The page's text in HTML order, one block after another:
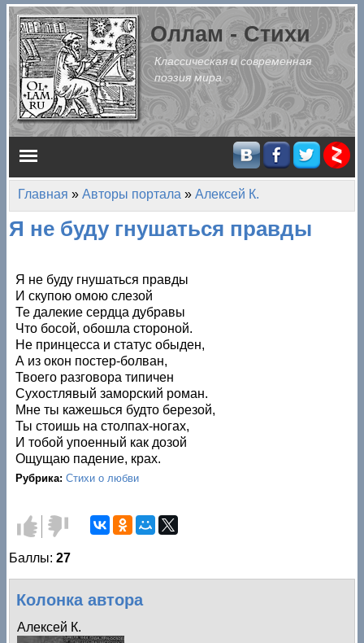
Перейти к основному содержанию
Оллам - Стихи
Классическая и современная
поэзия мира
Главное меню
Вы здесь
Главная » Авторы портала » Алексей К.
Я не буду гнушаться правды
Я не буду гнушаться правды
И скупою омою слезой
Те далекие сердца дубравы
Что босой, обошла стороной.
Не принцесса и статус обыден,
А из окон постер-болван,
Твоего разговора типичен
Сухостлявый заморский роман.
Мне ты кажешься будто березой,
Ты стоишь на столпах-ногах,
И тобой упоенный как дозой
Ощущаю падение, крах.
Рубрика:Стихи о любви
Голос
за!
Голос
против!
Баллы:27
Колонка автора
Алексей К.